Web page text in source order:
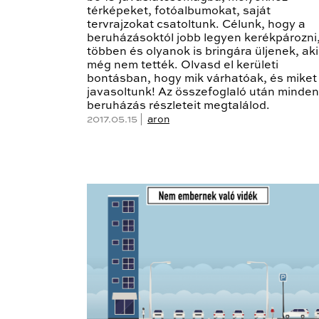
térképeket, fotóalbumokat, saját
tervrajzokat csatoltunk. Célunk, hogy a
beruházásoktól jobb legyen
többen és olyanok is bringára üljenek,
még nem tették. Olvasd el kerületi
bontásban, hogy mik várhatóak, és miket
javasoltunk! Az összefoglaló után minden
beruházás részleteit megtalálod.
2017.05.15 | aron